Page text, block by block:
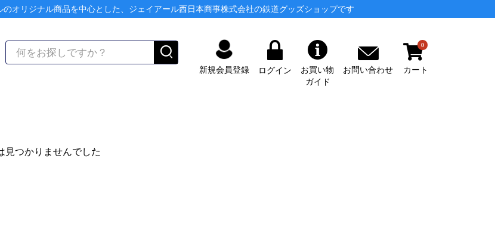
のオリジナル商品を中心とした、ジェイアール西日本商事株式会社の鉄道グッズショップです
新規会員登録 ログイン
お買い物
ガイド
お問い合わせ
0
カート
見つかりませんでした